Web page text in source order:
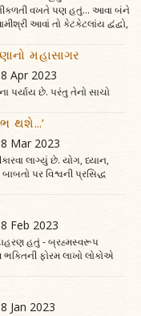
વખતે પણ હતું... આવા બંને
આવાં તો કેટકેટલાંય દ્વંદ્વો,
મહાસાગર
8 Apr 2023
પર્યાય છે. પરંતુ તેનો સાચો
થશે...’
8 Mar 2023
લાગ્યું છે. યોગ, ધ્યાન,
પર વિશ્વની પ્રસિદ્ધ
8 Feb 2023
હતું - બ્રહ્મસ્વરૂપ
ફોરમ લાખો લોકોએ
8 Jan 2023